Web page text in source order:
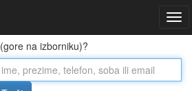
(gore na izborniku)?